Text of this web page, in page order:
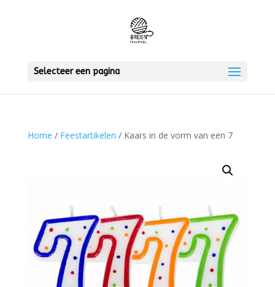
Selecteer een pagina
Home / Feestartikelen / Kaars in de vorm van een 7